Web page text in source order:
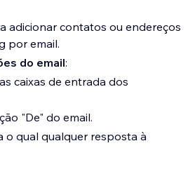
adicionar contatos ou endereços
por email.
do email:
caixas de entrada dos
"De" do email.
o qual qualquer resposta à